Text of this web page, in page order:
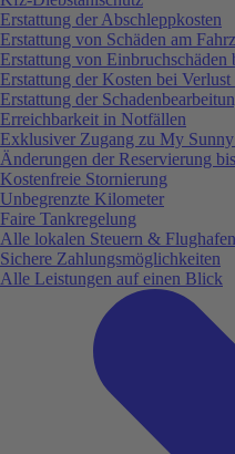
Erstattung der Abschleppkosten
Erstattung von Schäden am
Erstattung von Einbruchschäden
Erstattung der Kosten bei
Erstattung der
Erreichbarkeit in Notfällen
Exklusiver Zugang zu My
Änderungen der Reservierung
Kostenfreie Stornierung
Unbegrenzte Kilometer
Faire Tankregelung
Alle lokalen Steuern &
Sichere Zahlungsmöglichkeiten
Alle Leistungen auf einen Blick